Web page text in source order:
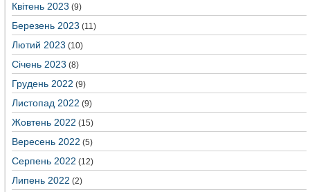
Квітень 2023 (9)
Березень 2023 (11)
Лютий 2023 (10)
Січень 2023 (8)
Грудень 2022 (9)
Листопад 2022 (9)
Жовтень 2022 (15)
Вересень 2022 (5)
Серпень 2022 (12)
Липень 2022 (2)